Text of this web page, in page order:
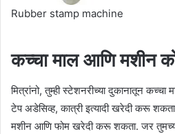
Rubber stamp machine
कच्चा माल आणि मशीन
मित्रांनो, तुम्ही स्टेशनरीच्या दुकानातून कच्चा
टेप अडेसिव्ह, कात्री इत्यादी खरेदी करू
मशीन आणि फोम खरेदी करू शकता. जर